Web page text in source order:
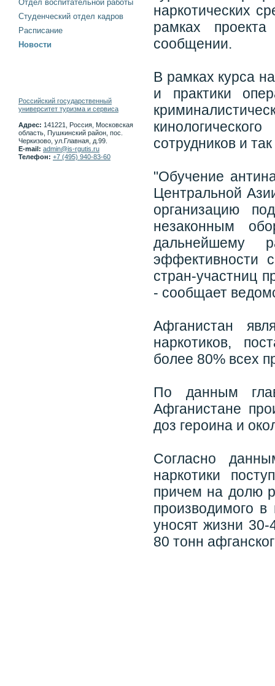
наркотических
рамках
сообщении.
В рамках курса
и практики
сотрудников и
"Обучение
Центральной
организацию
незаконным
дальнейшему
эффективности
стран-участниц
- сообщает
Афганистан
наркотиков,
более 80% всех
По данным
Афганистане
доз героина и
Согласно
наркотики
причем на долю
производимого
уносят жизни 30-
80 тонн
Отдел воспитательной работы
Студенческий отдел кадров
Расписание
Новости
Российский государственный
университет туризма и сервиса
Адрес: 141221, Россия, Московская
область, Пушкинский район, пос.
Черкизово, ул.Главная, д.99.
E-mail: admin@is-rgutis.ru
Телефон: +7 (495) 940-83-60